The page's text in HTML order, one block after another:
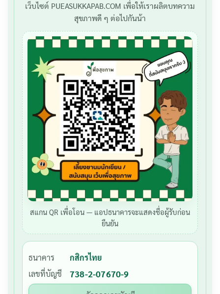
เว็บไซต์ PUEASUKKAPAB.COM เพื่อให้เราผลิตบทความ
สุขภาพดี ๆ ต่อไปกันน้า
สแกน QR เพื่อโอน — แอปธนาคารจะแสดงชื่อผู้รับก่อน
ยืนยัน
ธนาคาร
กสิกรไทย
เลขที่บัญชี
738-2-07670-9